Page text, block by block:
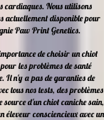
cardiaques. Nous utilisons
actuellement disponible pour
Paw Print Genetics.
de choisir un chiot
pour les problèmes de santé
Il n'y a pas degaranties de
tous nos tests, des problèmes
d'un chiot caniche sain,
éleveur consciencieux avec un